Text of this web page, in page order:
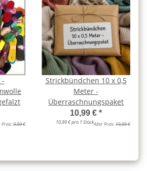
-
Preis:9,99 €
Strickbündchen 10 x 0,5
Meter -
Überraschnungspaket
10,99 € *
10,99 € pro 1 StückAlter Preis:19,99 €